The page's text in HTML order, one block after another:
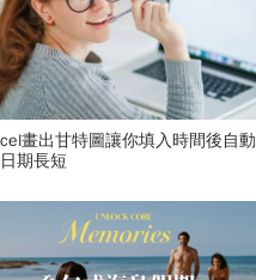
畫出甘特圖讓你填入時間後自動
期長短